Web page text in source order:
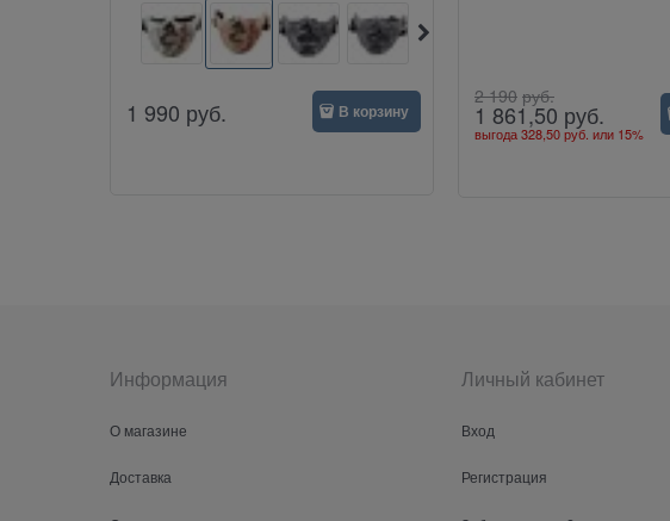
1 990 руб. В корзину
2 190 руб.
1 861,50 руб.
выгода328,50 руб. или 15%
Информация
О магазине
Доставка
Личный кабинет
Вход
Регистрация